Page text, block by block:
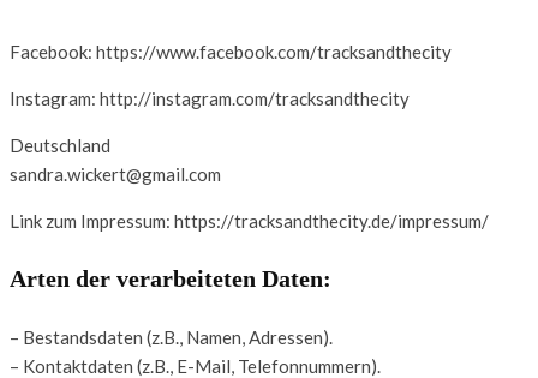
Facebook: https://www.facebook.com/tracksandthecity
Instagram: http://instagram.com/tracksandthecity
Deutschland
sandra.wickert@gmail.com
Link zum Impressum: https://tracksandthecity.de/impressum/
Arten der verarbeiteten Daten:
– Bestandsdaten (z.B., Namen, Adressen).
– Kontaktdaten (z.B., E-Mail, Telefonnummern).